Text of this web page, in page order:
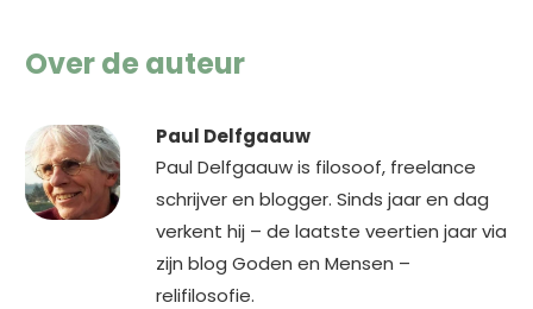
Over de auteur
Paul Delfgaauw
Paul Delfgaauw is filosoof, freelance
schrijver en blogger. Sinds jaar en dag
verkent hij – de laatste veertien jaar via
zijn blog Goden en Mensen –
relifilosofie.